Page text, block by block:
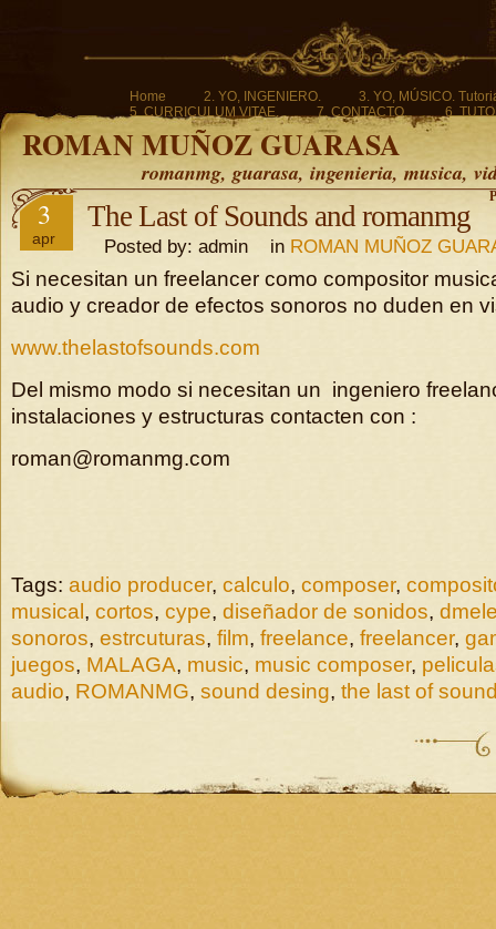
Home 2. YO, INGENIERO.
3. YO, MÚSICO.
5. CURRICULUM VITAE.
7. CONTACTO. 6.
ROMAN MUÑOZ GUARASA
romanmg, guarasa, ingenieria, musica,
3
apr
The Last of Sounds and romanmg
Posted by: admin in ROMAN MUÑOZ
Si necesitan un freelancer como compositor
audio y creador de efectos sonoros no duden en
www.thelastofsounds.com
Del mismo modo si necesitan un ingeniero
instalaciones y estructuras contacten con :
roman@romanmg.com
Tags: audio producer, calculo, composer,
musical , cortos, cype, diseñador de sonidos,
sonoros, estrcuturas, film, freelance, freelancer,
juegos, MALAGA, music, music composer,
audio, ROMANMG, sound desing, the last of